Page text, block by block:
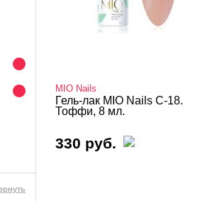
MIO Nails
Гель-лак MIO Nails C-18.
Тоффи, 8 мл.
330 руб.